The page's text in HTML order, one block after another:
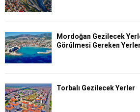
Mordoğan Gezilecek
Görülmesi Gereken
Torbalı Gezilecek Yerler